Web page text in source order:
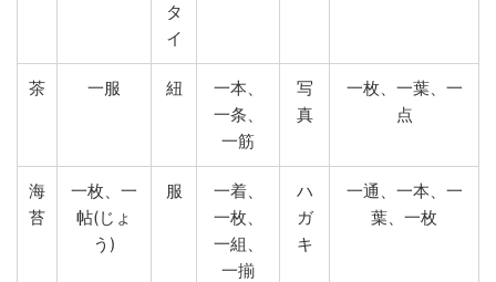
タ
イ
茶 一服 紐
一本、
一条、
一筋
写
真
一枚、一葉、一
点
海
苔
一枚、一
帖(じょ
う)
服
一着、
一枚、
一組、
一揃
ハ
ガ
キ
一通、一本、一
葉、一枚